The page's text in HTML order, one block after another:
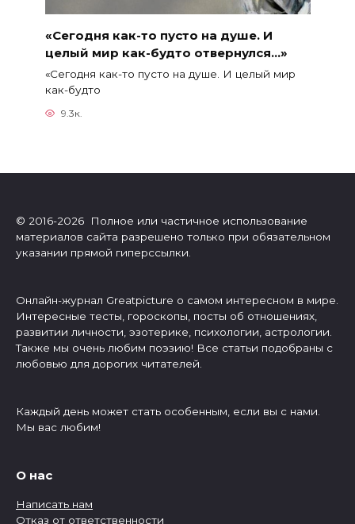
«Сегодня как-то пусто на душе. И
целый мир как-будто отвернулся…»
«Сегодня как-то пусто на душе. И целый мир
как-будто
9.3к.
© 2016-2026 Полное или частичное использование
материалов сайта разрешено только при обязательном
указании прямой гиперссылки.
Онлайн-журнал Greatpicture о самом интересном в мире.
Интересные тесты, гороскопы, посты об отношениях,
развитии личности, эзотерике, психологии, астрологии.
Также мы очень любим поэзию! Все статьи подобраны с
любовью для дорогих читателей.
Каждый день может стать особенным, если вы с нами.
Мы вас любим!
О нас
Написать нам
Отказ от ответственности